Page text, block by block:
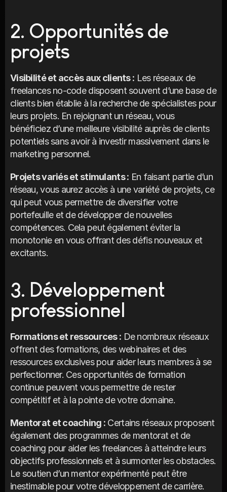
2. Opportunités de
projets
Visibilité et accès aux clients : Les réseaux de
freelances no-code disposent souvent d’une base de
clients bien établie à la recherche de spécialistes pour
leurs projets. En rejoignant un réseau, vous
bénéficiez d’une meilleure visibilité auprès de clients
potentiels sans avoir à investir massivement dans le
marketing personnel.
Projets variés et stimulants : En faisant partie d’un
réseau, vous aurez accès à une variété de projets, ce
qui peut vous permettre de diversifier votre
portefeuille et de développer de nouvelles
compétences. Cela peut également éviter la
monotonie en vous offrant des défis nouveaux et
excitants.
3. Développement
professionnel
Formations et ressources : De nombreux réseaux
offrent des formations, des webinaires et des
ressources exclusives pour aider leurs membres à se
perfectionner. Ces opportunités de formation
continue peuvent vous permettre de rester
compétitif et à la pointe de votre domaine.
Mentorat et coaching : Certains réseaux proposent
également des programmes de mentorat et de
coaching pour aider les freelances à atteindre leurs
objectifs professionnels et à surmonter les obstacles.
Le soutien d’un mentor expérimenté peut être
inestimable pour votre développement de carrière.